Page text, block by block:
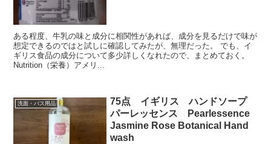
ある程度、牛乳の味と成分に相関性があれば、成分を見るだけで味が
想定できるのではと試しに確認してみたが、無理だった。 でも、イ
ギリス食品の成分について多少詳しくなれたので、まとめておく。
Nutrition（栄養）アメリ...
洗面・バス用品
75点 イギリス ハンドソープ
パーレッセンス Pearlessence
Jasmine Rose Botanical Hand
wash